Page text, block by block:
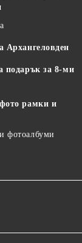
Архангеловден
подарък за 8-ми
рамки и
фотоалбуми